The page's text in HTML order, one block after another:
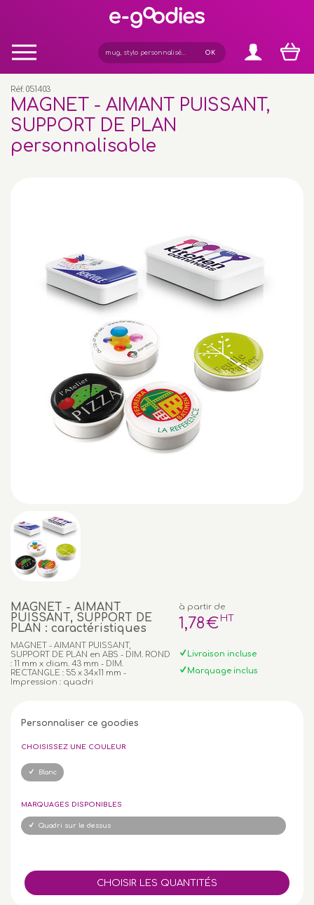
Réf. 051403
MAGNET - AIMANT PUISSANT,
SUPPORT DE PLAN
personnalisable
MAGNET - AIMANT
PUISSANT, SUPPORT DE
PLAN : caractéristiques
MAGNET - AIMANT PUISSANT,
SUPPORT DE PLAN en ABS - DIM. ROND
: 11 mm x diam. 43 mm - DIM.
RECTANGLE : 55 x 34x11 mm -
Impression : quadri
à partir de
1,78€ HT
Livraison incluse
Marquage inclus
Personnaliser ce goodies
CHOISISSEZ UNE COULEUR
Blanc
MARQUAGES DISPONIBLES
Quadri sur le dessus